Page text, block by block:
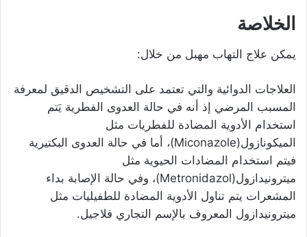
الخلاصة
يمكن علاج التهاب مهبل من خلال:
العلاجات الدوائية والتي تعتمد على التشخيص الدقيق لمعرفة
المسبب المرضي إذ أنه في حالة العدوى الفطرية يَتم
استخدام الأدوية المضادة للفطريات مثل
الميكونازول(Miconazole)، أما في حالة العدوى البكتيرية
فيتم استخدام المضادات الحيوية مثل
ميترونيدازول(Metronidazol)، وفي حالة الإصابة بداء
المشعرات يتم تناول الأدوية المضادة للطفيليات مثل
ميترونيدازول المعروف بالإسم التجاري فلاجيل.